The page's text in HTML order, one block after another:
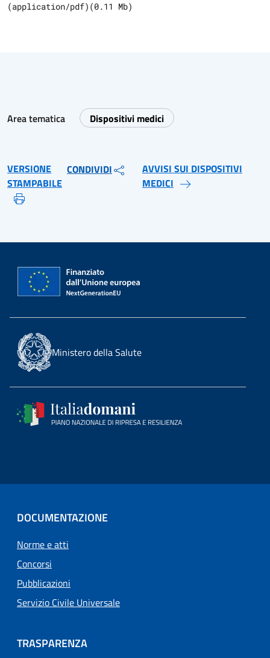
(application/pdf) (0.11 Mb)
Area tematica Dispositivi medici
VERSIONE
STAMPABILE
CONDIVIDI
AVVISI SUI DISPOSITIVI
MEDICI
Ministero della Salute
DOCUMENTAZIONE
Norme e atti
Concorsi
Pubblicazioni
Servizio Civile Universale
TRASPARENZA